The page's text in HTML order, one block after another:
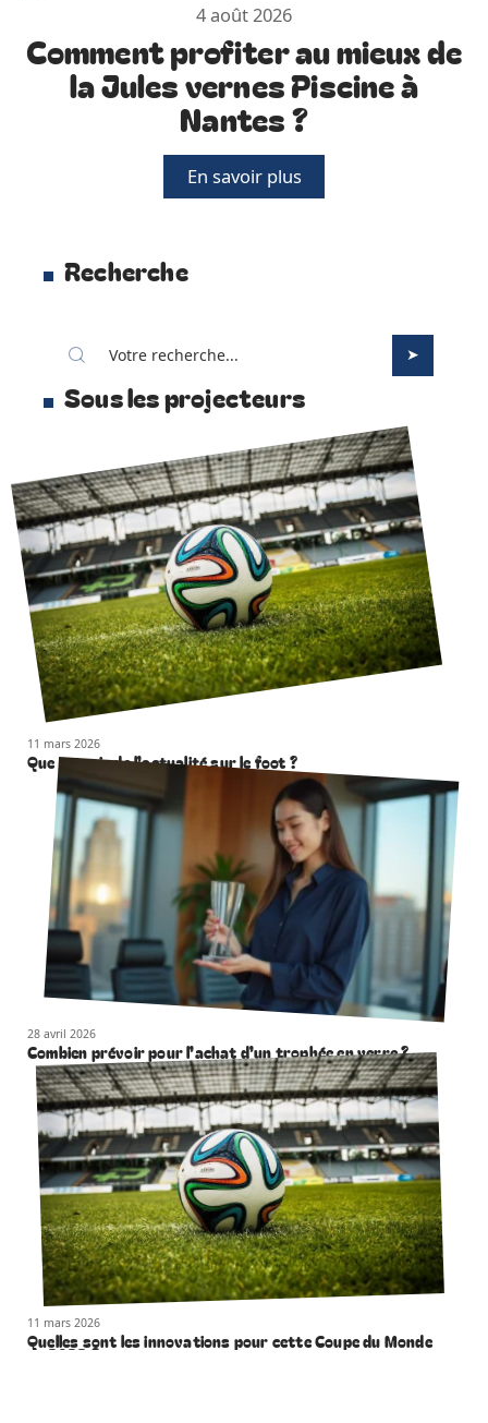
4 août 2026
Comment profiter au mieux de
la Jules vernes Piscine à
Nantes ?
En savoir plus
Recherche
Sous les projecteurs
11 mars 2026
Que retenir de l’actualité sur le foot ?
28 avril 2026
Combien prévoir pour l’achat d’un trophée en verre ?
11 mars 2026
Quelles sont les innovations pour cette Coupe du Monde
de 2022 ?